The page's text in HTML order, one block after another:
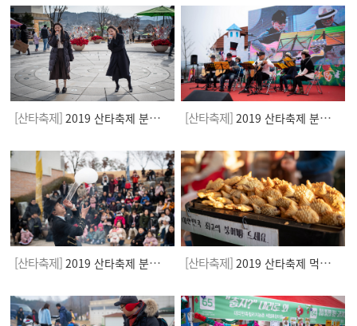
[산타축제] 2019 산타축제 분수광장 [산타축제] 2019 산타축제 분수광장
[산타축제] 2019 산타축제 분수광장 [산타축제] 2019 산타축제 먹거리,체험부스